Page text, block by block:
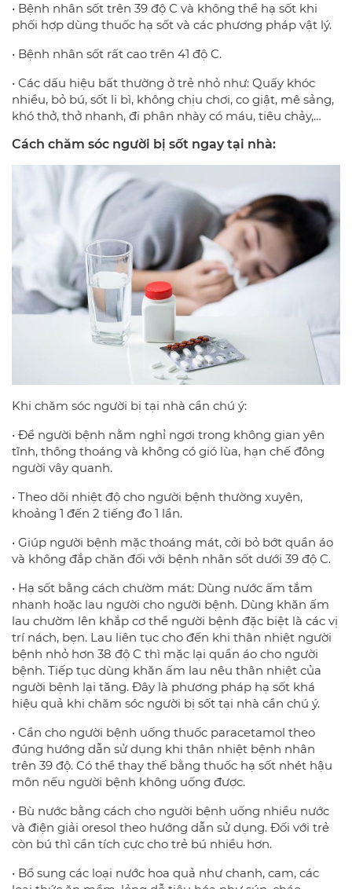
• Bệnh nhân sốt trên 39 độ C và không thể hạ sốt khi
phối hợp dùng thuốc hạ sốt và các phương pháp vật lý.
• Bệnh nhân sốt rất cao trên 41 độ C.
• Các dấu hiệu bất thường ở trẻ nhỏ như: Quấy khóc
nhiều, bỏ bú, sốt li bì, không chịu chơi, co giật, mê sảng,
khó thở, thở nhanh, đi phân nhày có máu, tiêu chảy,…
Cách chăm sóc người bị sốt ngay tại nhà:
Khi chăm sóc người bị tại nhà cần chú ý:
• Để người bệnh nằm nghỉ ngơi trong không gian yên
tĩnh, thông thoáng và không có gió lùa, hạn chế đông
người vây quanh.
• Theo dõi nhiệt độ cho người bệnh thường xuyên,
khoảng 1 đến 2 tiếng đo 1 lần.
• Giúp người bệnh mặc thoáng mát, cởi bỏ bớt quần áo
và không đắp chăn đối với bệnh nhân sốt dưới 39 độ C.
• Hạ sốt bằng cách chườm mát: Dùng nước ấm tắm
nhanh hoặc lau người cho người bệnh. Dùng khăn ấm
lau chườm lên khắp cơ thể người bệnh đặc biệt là các vị
trí nách, bẹn. Lau liên tục cho đến khi thân nhiệt người
bệnh nhỏ hơn 38 độ C thì mặc lại quần áo cho người
bệnh. Tiếp tục dùng khăn ấm lau nêu thân nhiệt của
người bệnh lại tăng. Đây là phương pháp hạ sốt khá
hiệu quả khi chăm sóc người bị sốt tại nhà cần chú ý.
• Cần cho người bệnh uống thuốc paracetamol theo
đúng hướng dẫn sử dụng khi thân nhiệt bệnh nhân
trên 39 độ. Có thể thay thế bằng thuốc hạ sốt nhét hậu
môn nếu người bệnh không uống được.
• Bù nước bằng cách cho người bệnh uống nhiều nước
và điện giải oresol theo hướng dẫn sử dụng. Đối với trẻ
còn bú thì cần tích cực cho trẻ bú nhiều hơn.
• Bổ sung các loại nước hoa quả như chanh, cam, các